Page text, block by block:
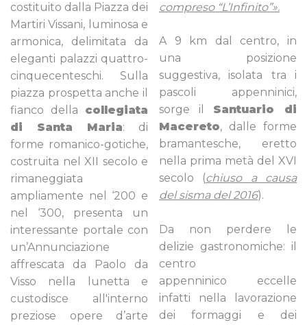
costituito dalla Piazza dei
Martiri Vissani, luminosa e
armonica, delimitata da
eleganti palazzi quattro-
cinquecenteschi. Sulla
piazza prospetta anche il
fianco della collegiata
di Santa Maria: di
forme romanico-gotiche,
costruita nel XII secolo e
rimaneggiata
ampliamente nel ‘200 e
nel ‘300, presenta un
interessante portale con
un’Annunciazione
affrescata da Paolo da
Visso nella lunetta e
custodisce all'interno
preziose opere d’arte
compreso “L’Infinito”».
A 9 km dal centro, in
una posizione
suggestiva, isolata tra i
pascoli appenninici,
sorge il Santuario di
Macereto, dalle forme
bramantesche, eretto
nella prima metà del XVI
secolo (chiuso a causa
del sisma del 2016).
Da non perdere le
delizie gastronomiche: il
centro
appenninico eccelle
infatti nella lavorazione
dei formaggi e dei